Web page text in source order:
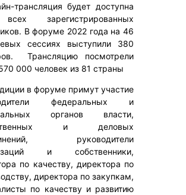
трансляция будет доступна
зарегистрированных
В форуме 2022 года на 46
сессиях выступили 380
Трансляцию посмотрели
000 человек из 81 страны
в форуме примут участие
федеральных и
органов власти,
и деловых
руководители
и собственники,
по качеству, директора по
директора по закупкам,
по качеству и развитию